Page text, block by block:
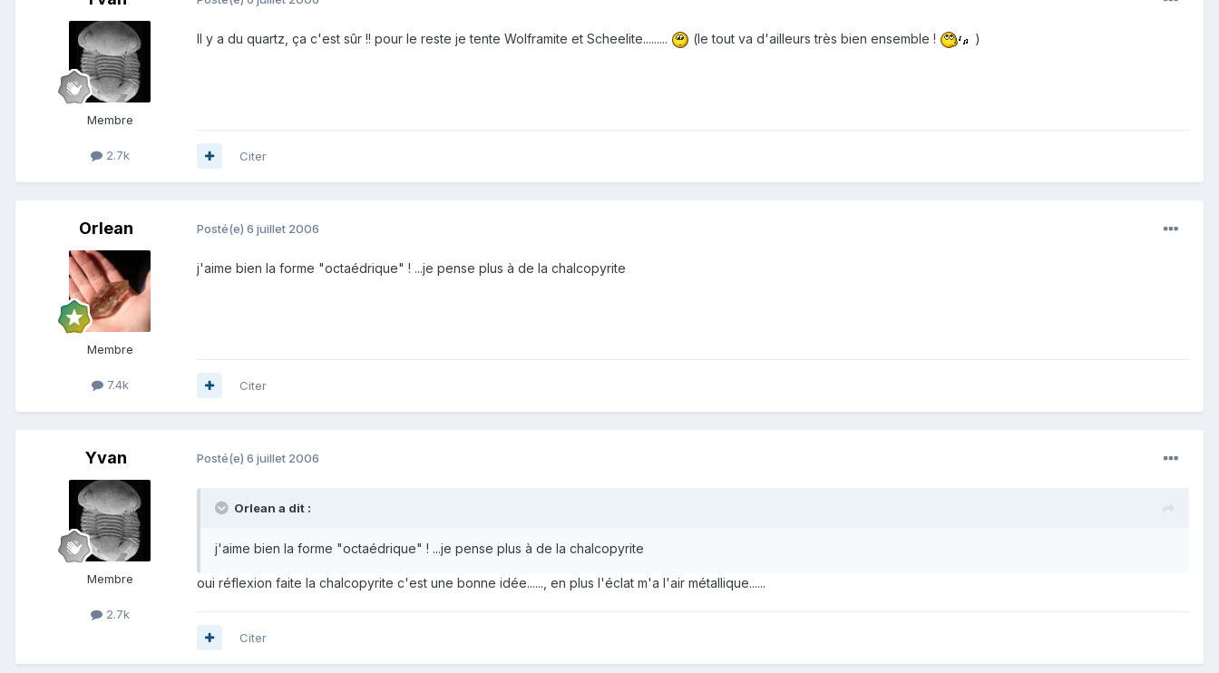
Membre
2.7k
Il y a du quartz, ça c'est sûr !! pour le reste je tente Wolframite et Scheelite......... (le tout va d'ailleurs très bien ensemble ! )
Citer
Orlean
Membre
7.4k
Posté(e) 6 juillet 2006
j'aime bien la forme "octaédrique" ! ...je pense plus à de la chalcopyrite
Citer
Yvan
Membre
2.7k
Posté(e) 6 juillet 2006
Orlean a dit :
j'aime bien la forme "octaédrique" ! ...je pense plus à de la chalcopyrite
oui réflexion faite la chalcopyrite c'est une bonne idée......, en plus l'éclat m'a l'air métallique......
Citer